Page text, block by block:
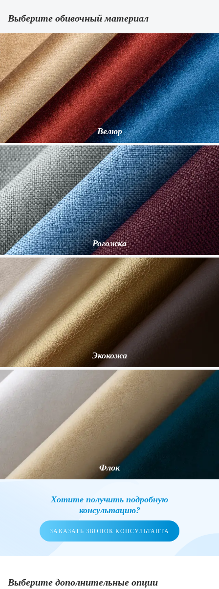
Выберите обивочный материал
Велюр
Рогожка
Экокожа
Флок
Хотите получить подробную
консультацию?
ЗАКАЗАТЬ ЗВОНОК КОНСУЛЬТАНТА
Выберите дополнительные опции